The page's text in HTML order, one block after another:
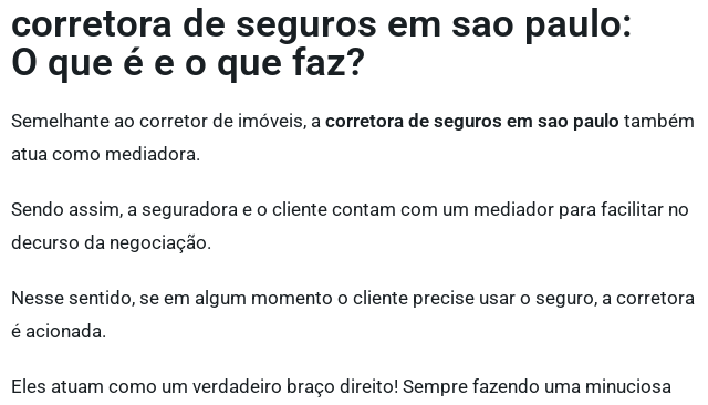
corretora de seguros em sao paulo:
O que é e o que faz?
Semelhante ao corretor de imóveis, a corretora de seguros em sao paulo também
atua como mediadora.
Sendo assim, a seguradora e o cliente contam com um mediador para facilitar no
decurso da negociação.
Nesse sentido, se em algum momento o cliente precise usar o seguro, a corretora
é acionada.
Eles atuam como um verdadeiro braço direito! Sempre fazendo uma minuciosa